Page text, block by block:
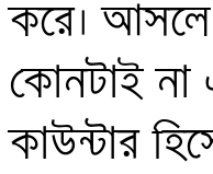
করে। আসলে
কোনটাই না
কাউন্টার